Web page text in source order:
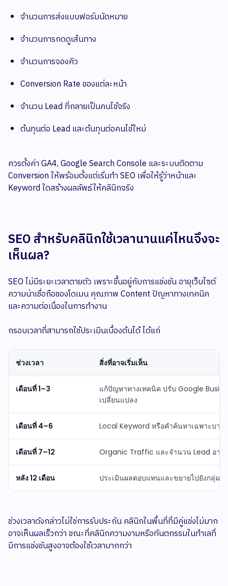
จำนวนการส่งแบบฟอร์มนัดหมาย
จำนวนการกดดูเส้นทาง
จำนวนการจองคิว
Conversion Rate ของแต่ละหน้า
จำนวน Lead ที่กลายเป็นคนไข้จริง
ต้นทุนต่อ Lead และต้นทุนต่อคนไข้ใหม่
ควรตั้งค่า GA4, Google Search Console และระบบติดตาม
Conversion ให้พร้อมตั้งแต่เริ่มทำ SEO เพื่อให้รู้ว่าหน้าและ
Keyword ใดสร้างผลลัพธ์ให้คลินิกจริง
SEO สำหรับคลินิกใช้เวลานานแค่ไหนจึงจะ
เห็นผล?
SEO ไม่มีระยะเวลาตายตัว เพราะขึ้นอยู่กับการแข่งขัน อายุเว็บไซต์
ความน่าเชื่อถือของโดเมน คุณภาพ Content ปัญหาทางเทคนิค
และความต่อเนื่องในการทำงาน
กรอบเวลาที่สามารถใช้ประเมินเบื้องต้นได้ ได้แก่
ช่วงเวลา สิ่งที่อาจเริ่มเห็น
เดือนที่ 1–3
แก้ปัญหาทางเทคนิค ปรับ Google
เปลี่ยนแปลง
เดือนที่ 4–6 Local Keyword หรือคำค้นหาเฉพาะบาง
เดือนที่ 7–12 Organic Traffic และจำนวน Lead อาจ
หลัง 12 เดือน ประเมินผลตอบแทนและขยายไปยังกลุ่ม
ช่วงเวลาดังกล่าวไม่ใช่การรับประกัน คลินิกในพื้นที่ที่มีคู่แข่งไม่มาก
อาจเห็นผลเร็วกว่า ขณะที่คลินิกความงามหรือทันตกรรมในทำเลที่
มีการแข่งขันสูงอาจต้องใช้เวลามากกว่า